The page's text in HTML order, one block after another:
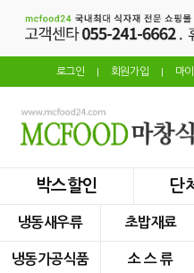
로그인 회원가입 마
박스할인 단
냉동새우류 초밥재료
냉동가공식품 소 스 류